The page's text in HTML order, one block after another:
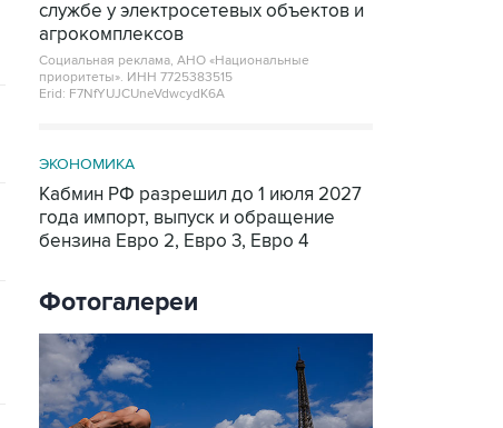
службе у электросетевых объектов и
агрокомплексов
Социальная реклама, АНО «Национальные
приоритеты». ИНН 7725383515
Erid: F7NfYUJCUneVdwcydK6A
ЭКОНОМИКА
Кабмин РФ разрешил до 1 июля 2027
года импорт, выпуск и обращение
бензина Евро 2, Евро 3, Евро 4
Фотогалереи